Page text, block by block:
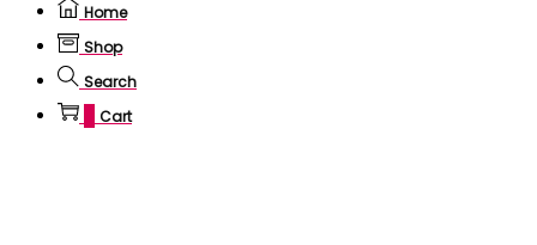
Home
Shop
Search
Cart